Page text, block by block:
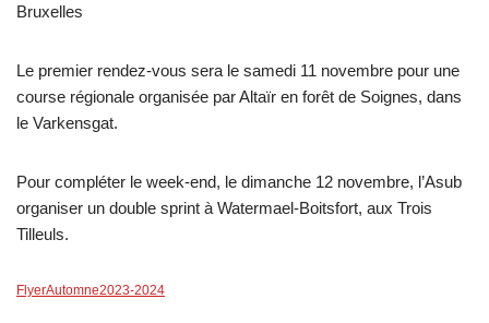
Bruxelles
Le premier rendez-vous sera le samedi 11 novembre pour une
course régionale organisée par Altaïr en forêt de Soignes, dans
le Varkensgat.
Pour compléter le week-end, le dimanche 12 novembre, l’Asub
organiser un double sprint à Watermael-Boitsfort, aux Trois
Tilleuls.
FlyerAutomne2023-2024